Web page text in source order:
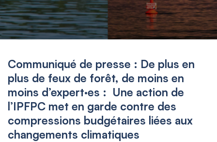
Communiqué de presse : De plus en
plus de feux de forêt, de moins en
moins d’expert·es : Une action de
l’IPFPC met en garde contre des
compressions budgétaires liées aux
changements climatiques